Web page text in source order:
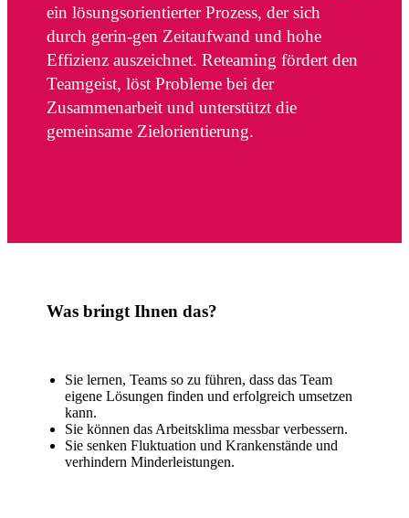
ein lösungsorientierter Prozess, der sich
durch gerin-gen Zeitaufwand und hohe
Effizienz auszeichnet. Reteaming fördert den
Teamgeist, löst Probleme bei der
Zusammenarbeit und unterstützt die
gemeinsame Zielorientierung.
Was bringt Ihnen das?
Sie lernen, Teams so zu führen, dass das Team
eigene Lösungen finden und erfolgreich umsetzen
kann.
Sie können das Arbeitsklima messbar verbessern.
Sie senken Fluktuation und Krankenstände und
verhindern Minderleistungen.